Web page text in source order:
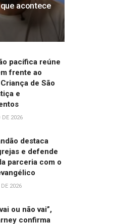
acontece
pacífica reúne
frente ao
de São
e
DE 2026
destaca
e defende
parceria com o
2026
ou não vai”,
confirma